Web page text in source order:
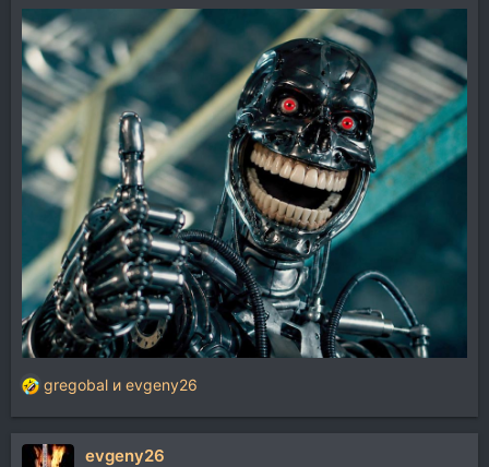
Р
е
а
gregobal и evgeny26
evgeny26